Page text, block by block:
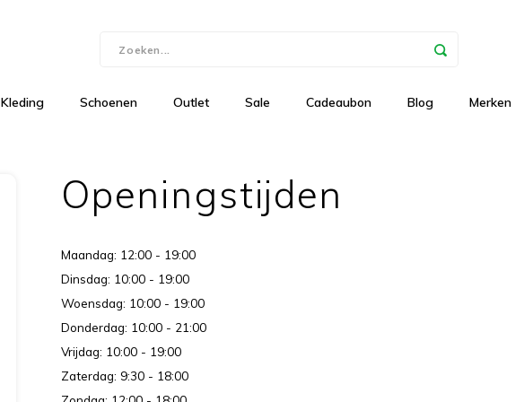
Kleding Schoenen Outlet Sale Cadeaubon Blog Merken
Openingstijden
Maandag: 12:00 - 19:00
Dinsdag: 10:00 - 19:00
Woensdag: 10:00 - 19:00
Donderdag: 10:00 - 21:00
Vrijdag: 10:00 - 19:00
Zaterdag: 9:30 - 18:00